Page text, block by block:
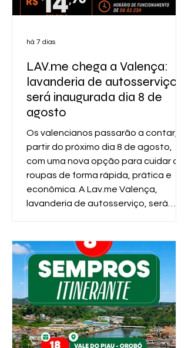
LAV.me chega a Valença:
lavanderia de autosserviço
será inaugurada dia 8 de
agosto
Os valencianos passarão a contar, a
partir do próximo dia 8 de agosto,
com uma nova opção para cuidar das
roupas de forma rápida, prática e
econômica. A Lav.me Valença,
lavanderia de autosserviço, será
Graça, em frente à Academia Arena
Top Fitness. O formato é super
moderno e oferece mais comodidade
para quem busca otimizar o tempo
no dia a dia. O funcionamento é
simples: o cliente leva as roupas,
coloca tudo
há 7 dias